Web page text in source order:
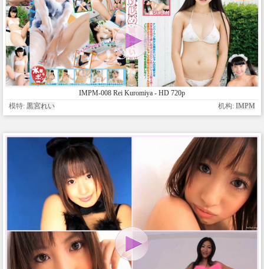
IMPM-008 Rei Kuromiya - HD 720p
模特: 黒宮れい 机构: IMPM